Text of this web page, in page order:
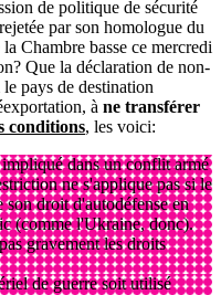
de politique de sécurité
par son homologue du
Chambre basse ce mercredi
Que la déclaration de non-
pays de destination
à ne transférer
conditions, les voici:
dans un conflit armé
ne s'applique pas si le
son droit d'autodéfense en
(comme l'Ukraine, donc).
gravement les droits
de guerre soit utilisé